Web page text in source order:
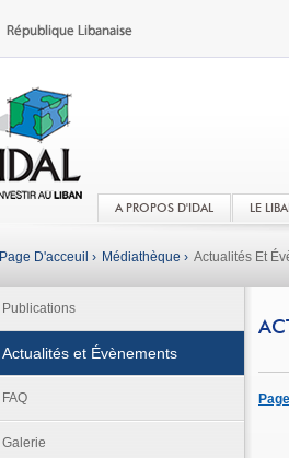
A PROPOS D'IDAL LE
Page D'acceuil › Médiathèque › Actualités Et
Publications
Actualités et Évènements
FAQ
Galerie